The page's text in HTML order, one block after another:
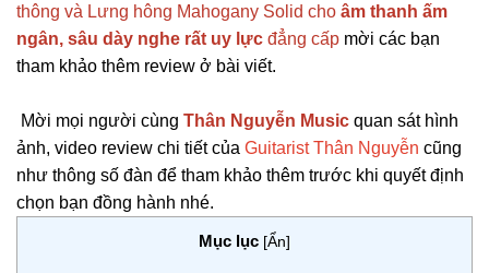
thông và Lưng hông Mahogany Solid cho âm thanh ấm
ngân, sâu dày nghe rất uy lực đẳng cấp mời các bạn
tham khảo thêm review ở bài viết.
Mời mọi người cùng Thân Nguyễn Music quan sát hình
ảnh, video review chi tiết của Guitarist Thân Nguyễn cũng
như thông số đàn để tham khảo thêm trước khi quyết định
chọn bạn đồng hành nhé.
Mục lục [Ẩn]